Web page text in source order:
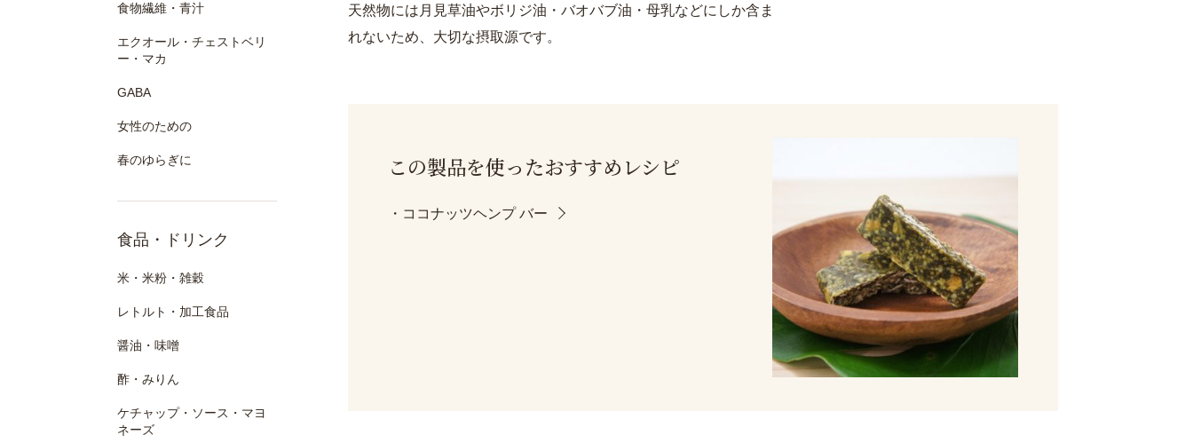
食物繊維・青汁
エクオール・チェストベリ
ー・マカ
GABA
女性のための
春のゆらぎに
食品・ドリンク
米・米粉・雑穀
レトルト・加工食品
醤油・味噌
酢・みりん
ケチャップ・ソース・マヨ
ネーズ
天然物には月見草油やボリジ油・バオバブ油・母乳などにしか含ま
れないため、大切な摂取源です。
この製品を使ったおすすめレシピ
・ココナッツヘンプ バー